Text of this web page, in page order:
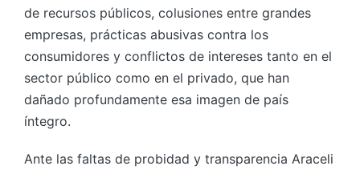
de recursos públicos, colusiones entre grandes
empresas, prácticas abusivas contra los
consumidores y conflictos de intereses tanto en el
sector público como en el privado, que han
dañado profundamente esa imagen de país
íntegro.
Ante las faltas de probidad y transparencia Araceli